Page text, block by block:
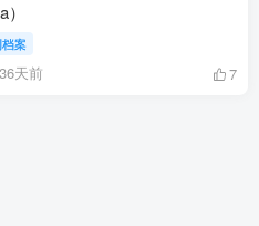
案
36天前 7